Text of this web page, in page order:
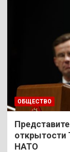
ОБЩЕСТВО
открытости
НАТО